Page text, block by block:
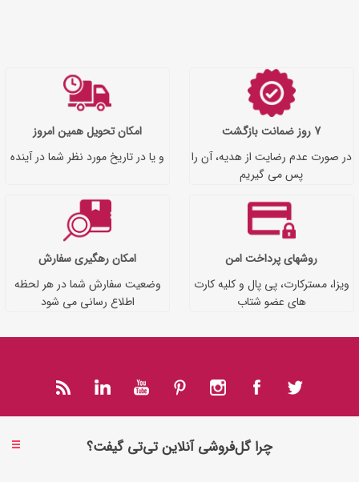
7 روز ضمانت بازگشت
در صورت عدم رضایت از هدیه، آن را
پس می گیریم
امکان تحویل همین امروز
و یا در تاریخ مورد نظر شما در آینده
روشهای پرداخت امن
ویزا، مسترکارت، پی پال و کلیه کارت
های عضو شتاب
امکان رهگیری سفارش
وضعیت سفارش شما در هر لحظه
اطلاع رسانی می شود
چرا گل‌فروشی آنلاین تی‌تی گیفت؟